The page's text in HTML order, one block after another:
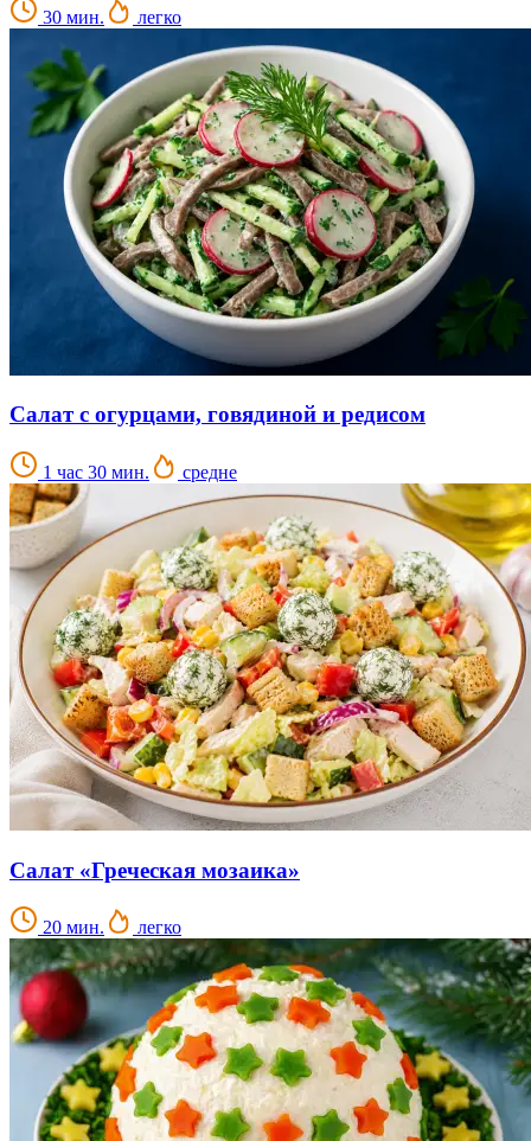
30 мин. легко
Салат с огурцами, говядиной и редисом
1 час 30 мин. средне
Салат «Греческая мозаика»
20 мин. легко